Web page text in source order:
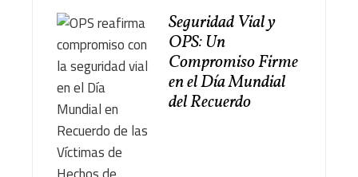
Seguridad Vial y
OPS: Un
Compromiso Firme
en el Día Mundial
del Recuerdo